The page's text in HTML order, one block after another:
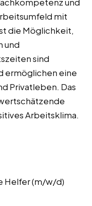
und
mit
die Möglichkeit,
und
sind
ermöglichen eine
Privatleben. Das
Arbeitsklima.
Helfer (m/w/d)